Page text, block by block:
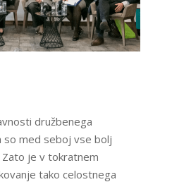
družbenega
so med seboj vse bolj
je v tokratnem
tako celostnega